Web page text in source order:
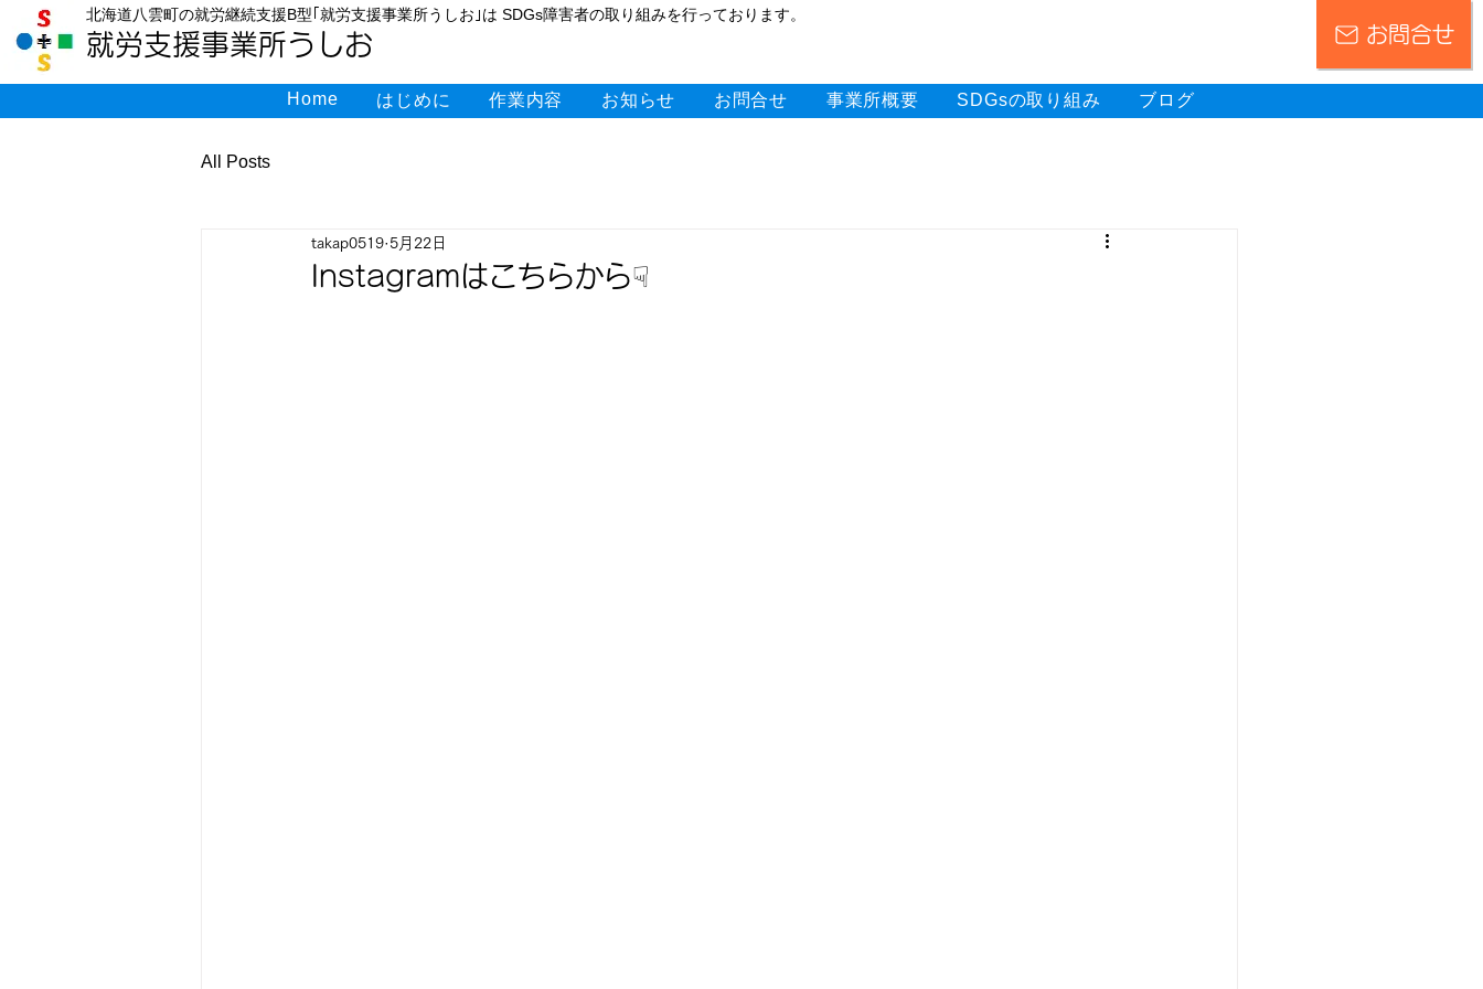
北海道八雲町の就労継続支援B型｢就労支援事業所うしお｣は SDGs障害者の取り組みを行っております。
就労支援事業所うしお お問合せ
Home はじめに 作業内容 お知らせ お問合せ 事業所概要 SDGsの取り組み ブログ
All Posts
Instagramはこちらから☟
takap0519 5月22日